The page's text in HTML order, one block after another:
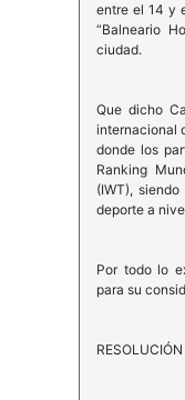
entre el 14 y
“Balneario
ciudad.
Que dicho
internacional
donde los
Ranking
(IWT),
deporte a
Por todo lo
para su
RESOLUCIÓN